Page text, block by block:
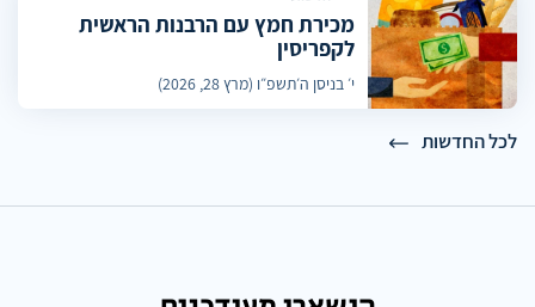
מכירת חמץ עם הרבנות הראשית
לקפריסין
י׳ בניסן ה׳תשפ״ו (מרץ 28, 2026)
לכל החדשות